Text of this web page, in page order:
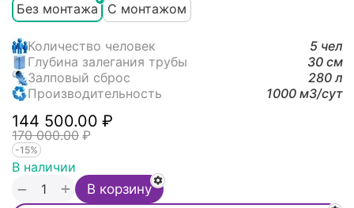
Без монтажа
С монтажом
Количество человек
5 чел
Глубина залегания трубы
30 см
Залповый сброс
280 л
Производительность
1000 м3/cут
144 500.00 ₽
170 000.00 ₽
-15%
В наличии
+
− В корзину